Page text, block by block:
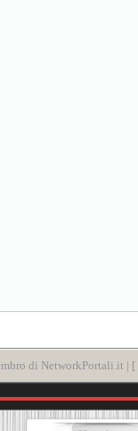
di NetworkPortali.it | [